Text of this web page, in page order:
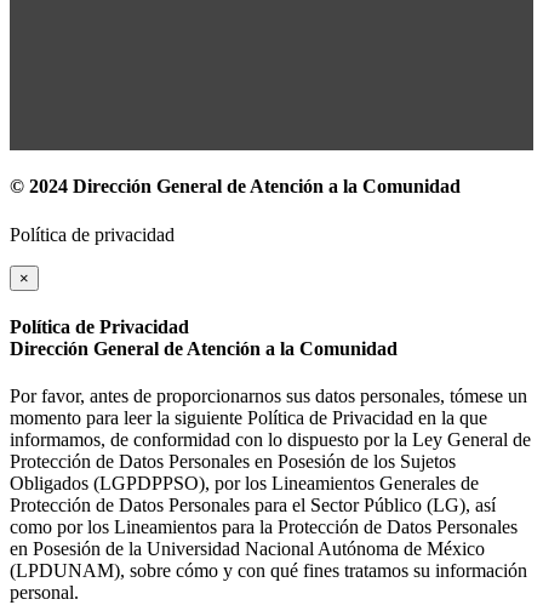
© 2024 Dirección General de Atención a la Comunidad
Política de privacidad
×
Política de Privacidad
Dirección General de Atención a la Comunidad
Por favor, antes de proporcionarnos sus datos personales, tómese un
momento para leer la siguiente Política de Privacidad en la que
informamos, de conformidad con lo dispuesto por la Ley General de
Protección de Datos Personales en Posesión de los Sujetos
Obligados (LGPDPPSO), por los Lineamientos Generales de
Protección de Datos Personales para el Sector Público (LG), así
como por los Lineamientos para la Protección de Datos Personales
en Posesión de la Universidad Nacional Autónoma de México
(LPDUNAM), sobre cómo y con qué fines tratamos su información
personal.